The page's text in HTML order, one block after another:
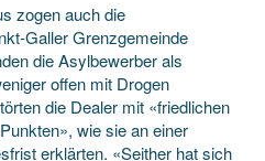
zogen auch die
Galler Grenzgemeinde
die Asylbewerber als
offen mit Drogen
die Dealer mit «friedlichen
wie sie an einer
erklärten. «Seither hat sich